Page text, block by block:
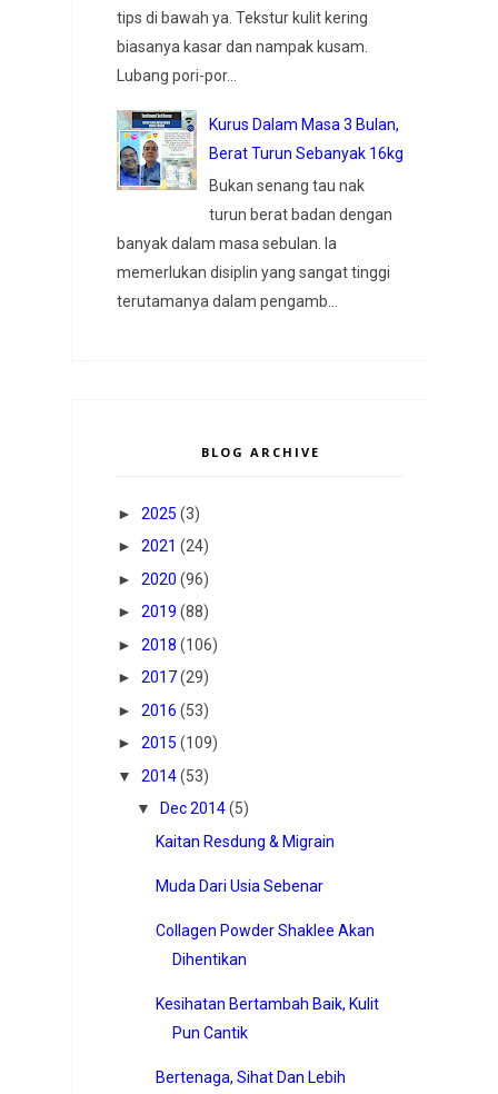
tips di bawah ya. Tekstur kulit kering
biasanya kasar dan nampak kusam.
Lubang pori-por...
Kurus Dalam Masa 3 Bulan,
Berat Turun Sebanyak 16kg
Bukan senang tau nak
turun berat badan dengan
banyak dalam masa sebulan. Ia
memerlukan disiplin yang sangat tinggi
terutamanya dalam pengamb...
BLOG ARCHIVE
► 2025 (3)
► 2021 (24)
► 2020 (96)
► 2019 (88)
► 2018 (106)
► 2017(29)
► 2016 (53)
► 2015 (109)
▼
2014(53)
▼
Dec 2014 (5)
Kaitan Resdung & Migrain
Muda Dari Usia Sebenar
Collagen Powder Shaklee Akan
Dihentikan
Kesihatan Bertambah Baik, Kulit
Pun Cantik
Bertenaga, Sihat Dan Lebih